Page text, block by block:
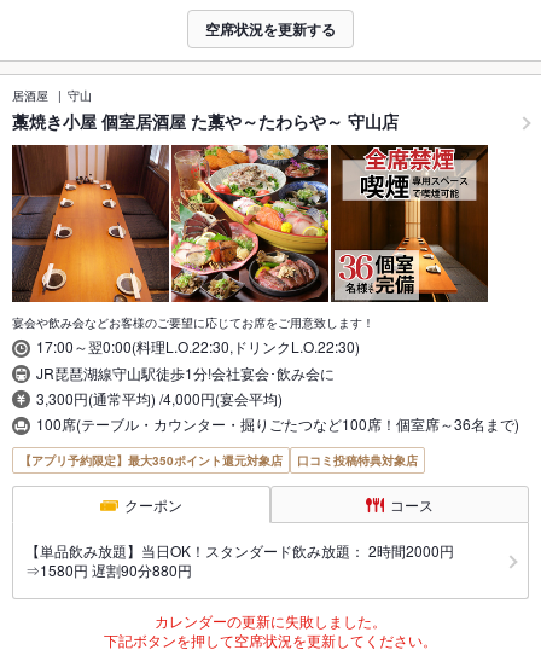
空席状況を更新する
居酒屋 守山
藁焼き小屋 個室居酒屋 た藁や～たわらや～ 守山店
宴会や飲み会などお客様のご要望に応じてお席をご用意致します！
17:00～翌0:00(料理L.O.22:30,ドリンクL.O.22:30)
JR琵琶湖線守山駅徒歩1分!会社宴会･飲み会に
3,300円(通常平均) /4,000円(宴会平均)
100席(テーブル・カウンター・掘りごたつなど100席！個室席～36名まで)
【アプリ予約限定】最大350ポイント還元対象店 口コミ投稿特典対象店
クーポン コース
【単品飲み放題】当日OK！スタンダード飲み放題： 2時間2000円
⇒1580円 遅割90分880円
カレンダーの更新に失敗しました。
下記ボタンを押して空席状況を更新してください。